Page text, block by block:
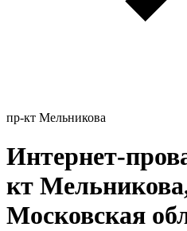
пр-кт Мельникова
Интернет-
кт
Московская